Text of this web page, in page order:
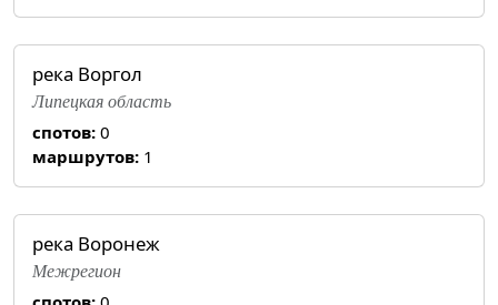
река Воргол
Липецкая область
спотов: 0
маршрутов: 1
река Воронеж
Межрегион